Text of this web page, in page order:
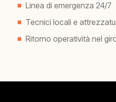
Linea di emergenza 24/7
Tecnici locali e
Ritorno operatività nel